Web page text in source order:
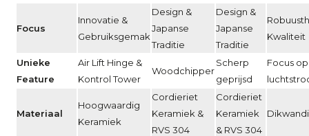
Focus
Innovatie &
Gebruiksgemak
Design &
Japanse
Traditie
Design &
Japanse
Traditie
Kwaliteit
Unieke
Feature
Air Lift Hinge &
Kontrol Tower
Woodchipper
Scherp
geprijsd
Focus op
Materiaal
Hoogwaardig
Keramiek
Cordieriet
Keramiek &
RVS 304
Cordieriet
Keramiek
& RVS 304